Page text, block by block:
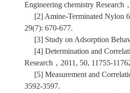
Engineering chemistry Research
[2] Amine-Terminated Nylon 6/
29(7): 670-677.
[3] Study on Adsorption
[4] Determination and
Research，2011, 50, 11755-
[5] Measurement and
3592-3597.